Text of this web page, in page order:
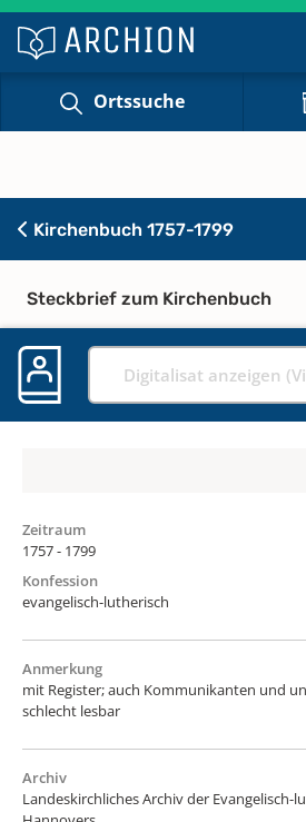
Ortssuche
Kirchenbuch 1757-1799
Steckbrief zum Kirchenbuch
Digitalisat anzeigen
Zeitraum
1757 - 1799
Konfession
evangelisch-lutherisch
Anmerkung
mit Register; auch Kommunikanten und
schlecht lesbar
Archiv
Landeskirchliches Archiv der Evangelisch-